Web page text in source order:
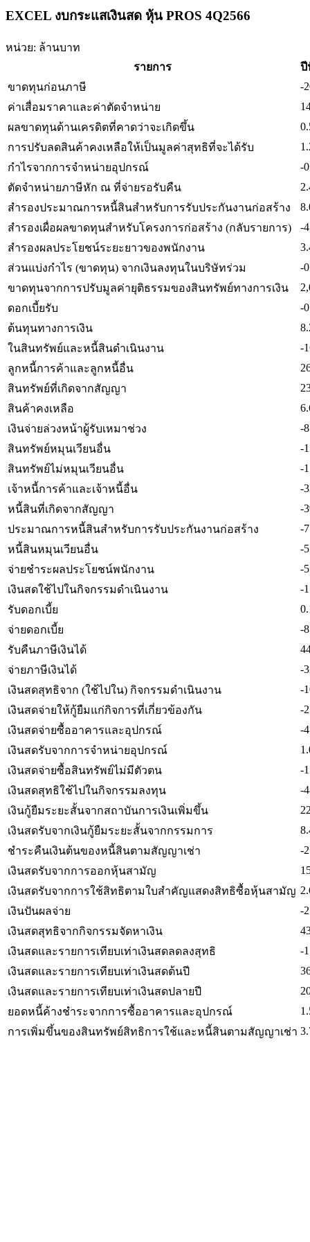
EXCEL งบกระแสเงินสด หุ้น PROS 4Q2566
หน่วย: ล้านบาท
รายการ
ปี
ขาดทุนก่อนภาษี
-
ค่าเสื่อมราคาและค่าตัดจำหน่าย
ผลขาดทุนด้านเครดิตที่คาดว่าจะเกิดขึ้น
การปรับลดสินค้าคงเหลือให้เป็นมูลค่าสุทธิที่จะได้รับ
กำไรจากการจำหน่ายอุปกรณ์
-
ตัดจำหน่ายภาษีหัก ณ ที่จ่ายรอรับคืน
สำรองประมาณการหนี้สินสำหรับการรับประกันงานก่อสร้าง
สำรองเผื่อผลขาดทุนสำหรับโครงการก่อสร้าง (กลับรายการ)
-
สำรองผลประโยชน์ระยะยาวของพนักงาน
ส่วนแบ่งกำไร (ขาดทุน) จากเงินลงทุนในบริษัทร่วม
-
ขาดทุนจากการปรับมูลค่ายุติธรรมของสินทรัพย์ทางการเงิน
ดอกเบี้ยรับ
-
ต้นทุนทางการเงิน
ในสินทรัพย์และหนี้สินดำเนินงาน
-
ลูกหนี้การค้าและลูกหนี้อื่น
สินทรัพย์ที่เกิดจากสัญญา
สินค้าคงเหลือ
เงินจ่ายล่วงหน้าผู้รับเหมาช่วง
-
สินทรัพย์หมุนเวียนอื่น
-
สินทรัพย์ไม่หมุนเวียนอื่น
-
เจ้าหนี้การค้าและเจ้าหนี้อื่น
-
หนี้สินที่เกิดจากสัญญา
-
ประมาณการหนี้สินสำหรับการรับประกันงานก่อสร้าง
-
หนี้สินหมุนเวียนอื่น
-
จ่ายชำระผลประโยชน์พนักงาน
-
เงินสดใช้ไปในกิจกรรมดำเนินงาน
-
รับดอกเบี้ย
จ่ายดอกเบี้ย
-
รับคืนภาษีเงินได้
จ่ายภาษีเงินได้
-
เงินสดสุทธิจาก (ใช้ไปใน) กิจกรรมดำเนินงาน
-
เงินสดจ่ายให้กู้ยืมแก่กิจการที่เกี่ยวข้องกัน
-
เงินสดจ่ายซื้ออาคารและอุปกรณ์
-
เงินสดรับจากการจำหน่ายอุปกรณ์
เงินสดจ่ายซื้อสินทรัพย์ไม่มีตัวตน
-
เงินสดสุทธิใช้ไปในกิจกรรมลงทุน
-
เงินกู้ยืมระยะสั้นจากสถาบันการเงินเพิ่มขึ้น
เงินสดรับจากเงินกู้ยืมระยะสั้นจากกรรมการ
ชำระคืนเงินต้นของหนี้สินตามสัญญาเช่า
-
เงินสดรับจากการออกหุ้นสามัญ
เงินสดรับจากการใช้สิทธิตามใบสำคัญแสดงสิทธิซื้อหุ้นสามัญ
เงินปันผลจ่าย
-
เงินสดสุทธิจากกิจกรรมจัดหาเงิน
เงินสดและรายการเทียบเท่าเงินสดลดลงสุทธิ
-
เงินสดและรายการเทียบเท่าเงินสดต้นปี
เงินสดและรายการเทียบเท่าเงินสดปลายปี
ยอดหนี้ค้างชำระจากการซื้ออาคารและอุปกรณ์
การเพิ่มขึ้นของสินทรัพย์สิทธิการใช้และหนี้สินตามสัญญาเช่า